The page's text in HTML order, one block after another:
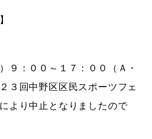
９：００～１７：００（Ａ・
３回中野区区民スポーツフェ
より中止となりましたので